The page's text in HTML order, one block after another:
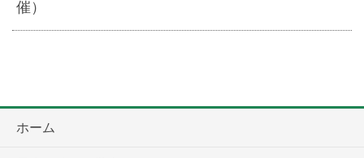
催）
ホーム